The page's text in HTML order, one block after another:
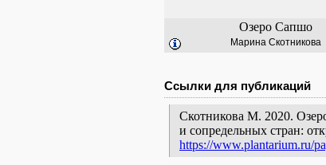
Озеро Сапшо
Марина Скотникова
Ссылки для публикаций
Скотникова М. 2020.
и сопредельных стран:
https://www.plantarium.ru/